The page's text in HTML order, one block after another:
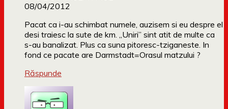
08/04/2012
Pacat ca i-au schimbat numele, auzisem si eu despre el
desi traiesc la sute de km. „Uniri” sint atit de multe ca
s-au banalizat. Plus ca suna pitoresc-tziganeste. In
fond ce pacate are Darmstadt=Orasul matzului ?
Răspunde